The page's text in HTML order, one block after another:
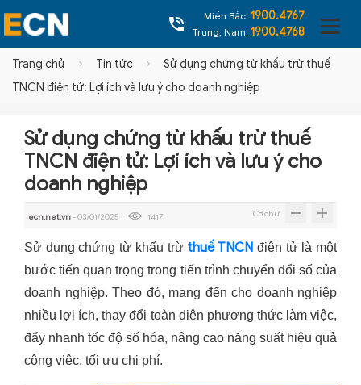
Miền Bắc: 1900.4767
Trung, Nam: 1900.4768
Trang chủ Tin tức
Sử dụng chứng từ khấu trừ thuế
TNCN điện tử: Lợi ích và lưu ý cho doanh nghiệp
Sử dụng chứng từ khấu trừ thuế
TNCN điện tử: Lợi ích và lưu ý cho
doanh nghiệp
ecn.net.vn- 03/01/2025 1417 Cỡ chữ
Sử dụng chứng từ khấu trừ thuế TNCN điện tử là một
bước tiến quan trọng trong tiến trình chuyển đổi số của
doanh nghiệp. Theo đó, mang đến cho doanh nghiệp
nhiều lợi ích, thay đổi toàn diện phương thức làm việc,
đẩy nhanh tốc độ số hóa, nâng cao năng suất hiệu quả
công việc, tối ưu chi phí.